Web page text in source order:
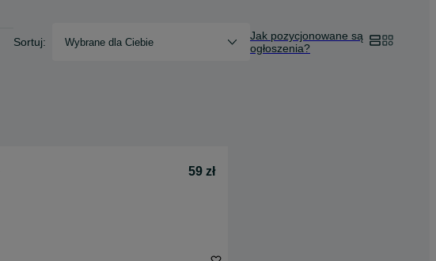
Sortuj: Wybrane dla Ciebie
Jak pozycjonowane są
ogłoszenia?
59 zł